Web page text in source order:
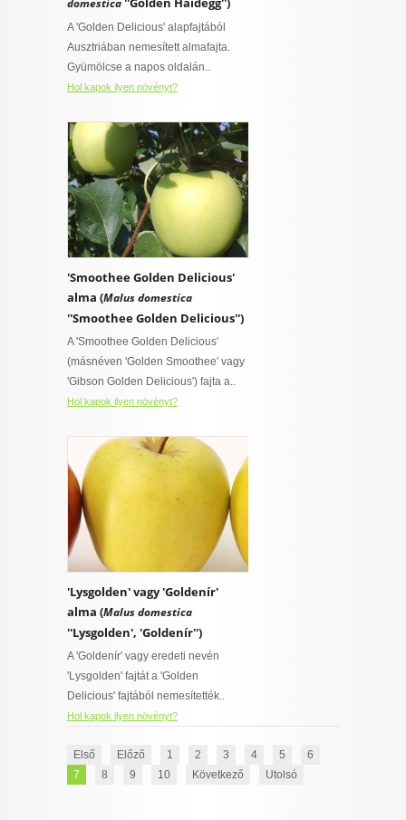
domestica
A 'Golden Delicious' alapfajtából
Ausztriában nemesített almafajta.
Gyümölcse a napos oldalán..
Hol kapok ilyen növényt?
'Smoothee Golden Delicious'
alma (Malus domestica
''Smoothee Golden Delicious'')
A 'Smoothee Golden Delicious'
(másnéven 'Golden Smoothee' vagy
'Gibson Golden Delicious') fajta a..
Hol kapok ilyen növényt?
'Lysgolden' vagy 'Goldenír'
alma (Malus domestica
''Lysgolden', 'Goldenír'')
A 'Goldenír' vagy eredeti nevén
'Lysgolden' fajtát a 'Golden
Delicious' fajtából nemesítették..
Hol kapok ilyen növényt?
Első Előző 1 2 3 4 5
6
7
8 9 10 Következő Utolsó